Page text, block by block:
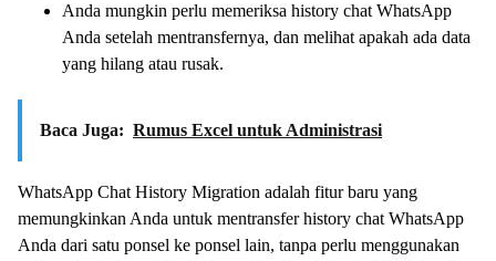
Anda mungkin perlu memeriksa history chat WhatsApp
Anda setelah mentransfernya, dan melihat apakah ada data
yang hilang atau rusak.
Baca Juga: Rumus Excel untuk Administrasi
WhatsApp Chat History Migration adalah fitur baru yang
memungkinkan Anda untuk mentransfer history chat WhatsApp
Anda dari satu ponsel ke ponsel lain, tanpa perlu menggunakan